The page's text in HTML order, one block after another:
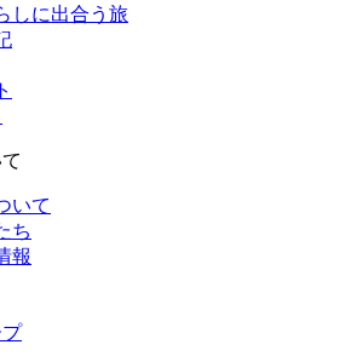
しに出合う旅
いて
ち
報